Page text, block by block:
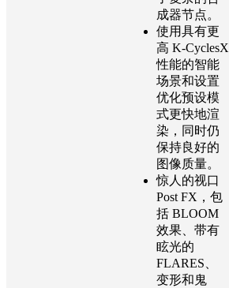
成器节点。
使用具有更
高 K-CyclesX
性能的智能
场景和设置
优化预设模
式更快地渲
染，同时仍
保持良好的
图像质量。
惊人的视口
Post FX，包
括 BLOOM
效果、带有
眩光的
FLARES、
变形和鬼